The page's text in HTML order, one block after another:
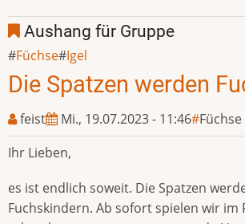
Aushang für Gruppe
Füchse Igel
Die Spatzen werden
feist Mi., 19.07.2023 - 11:46 Füchse
Ihr Lieben,
es ist endlich soweit. Die Spatzen
Fuchskindern. Ab sofort spielen wir im